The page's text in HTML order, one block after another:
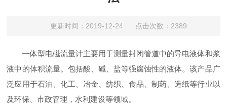
更新时间：2019-12-24 点击次数：2389
一体型电磁流量计主要用于测量封闭管道中的导电液体和浆
液中的体积流量。包括酸、碱、盐等强腐蚀性的液体。该产品广
泛应用于石油、化工、冶金、纺织、食品、制药、造纸等行业以
及环保、市政管理，水利建设等领域。